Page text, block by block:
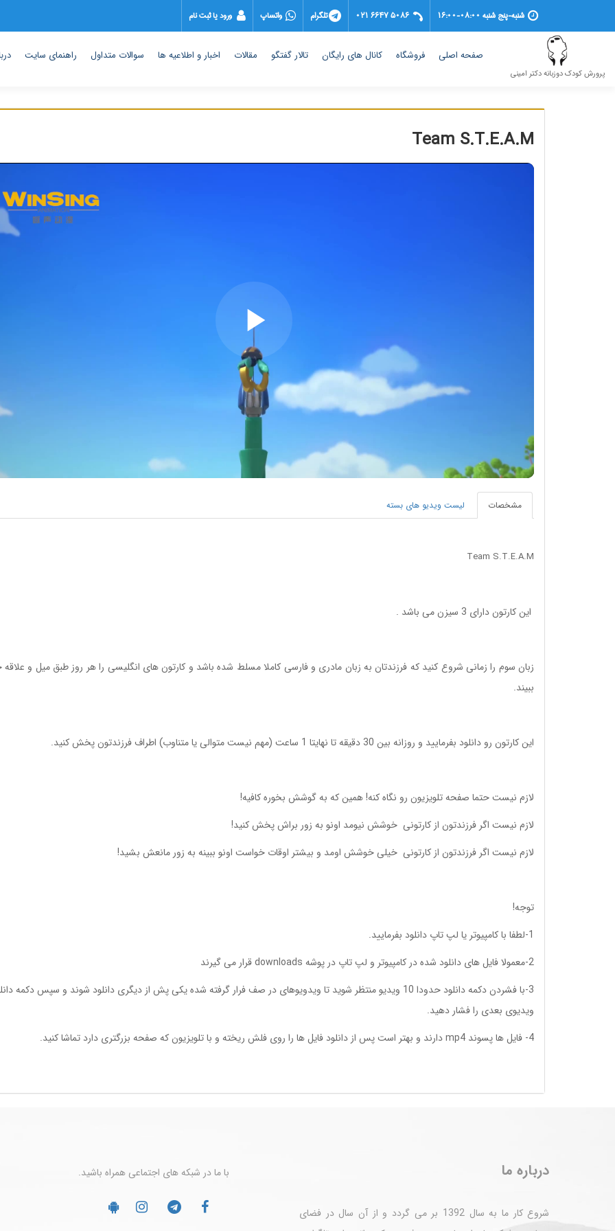
شنبه-پنج شنبه 08:00-16:00 021 6647 5086 تلگرام واتساپ ورود یا ثبت نام
پرورش کودک دوزبانه دکتر امینی
صفحه اصلی
(current) فروشگاه کانال های رایگان تالار گفتگو مقالات اخبار و اطلاعیه ها سوالات متداول راهنمای سایت
Team S.T.E.A.M
Play
Video
مشخصات لیست ویدیو های بسته
Team S.T.E.A.M
این کارتون دارای 3 سیزن می باشد .
زبان سوم را زمانی شروع کنید که فرزندتان به زبان مادری و فارسی کاملا مسلط شده باشد و کارتون های انگلیسی را هر روز طبق میل و
ببیند.
این کارتون رو دانلود بفرمایید و روزانه بین 30 دقیقه تا نهایتا 1 ساعت (مهم نیست متوالی یا متناوب) اطراف فرزندتون پخش کنید.
لازم نیست حتما صفحه تلویزیون رو نگاه کنه! همین که به گوشش بخوره کافیه!
لازم نیست اگر فرزندتون از کارتونی خوشش نیومد اونو به زور براش پخش کنید!
لازم نیست اگر فرزندتون از کارتونی خیلی خوشش اومد و بیشتر اوقات خواست اونو ببینه به زور مانعش بشید!
توجه!
1-لطفا با کامپیوتر یا لپ تاپ دانلود بفرمایید.
2-معمولا فایل های دانلود شده در کامپیوتر و لپ تاپ در پوشه downloads قرار می گیرند
ویدیوی بعدی را فشار دهید.
4- فایل ها پسوند mp4 دارند و بهتر است پس از دانلود فایل ها را روی فلش ریخته و با تلویزیون که صفحه بزرگتری دارد تماشا کنید.
با ما در شبکه های اجتماعی همراه باشید. درباره ما
شروع کار ما به سال 1392 بر می گردد و از آن سال در فضای